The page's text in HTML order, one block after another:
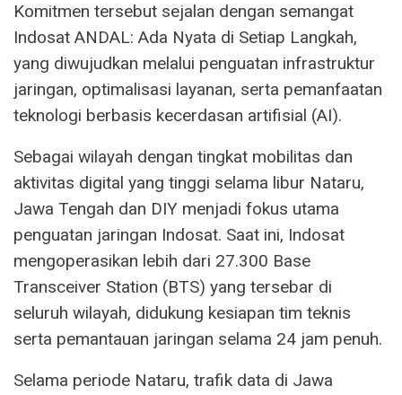
Komitmen tersebut sejalan dengan semangat
Indosat ANDAL: Ada Nyata di Setiap Langkah,
yang diwujudkan melalui penguatan infrastruktur
jaringan, optimalisasi layanan, serta pemanfaatan
teknologi berbasis kecerdasan artifisial (AI).
Sebagai wilayah dengan tingkat mobilitas dan
aktivitas digital yang tinggi selama libur Nataru,
Jawa Tengah dan DIY menjadi fokus utama
penguatan jaringan Indosat. Saat ini, Indosat
mengoperasikan lebih dari 27.300 Base
Transceiver Station (BTS) yang tersebar di
seluruh wilayah, didukung kesiapan tim teknis
serta pemantauan jaringan selama 24 jam penuh.
Selama periode Nataru, trafik data di Jawa